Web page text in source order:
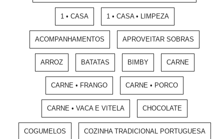
1 • CASA 1 • CASA • LIMPEZA
ACOMPANHAMENTOS APROVEITAR SOBRAS
ARROZ BATATAS BIMBY CARNE
CARNE • FRANGO CARNE • PORCO
CARNE • VACA E VITELA CHOCOLATE
COGUMELOS COZINHA TRADICIONAL PORTUGUESA